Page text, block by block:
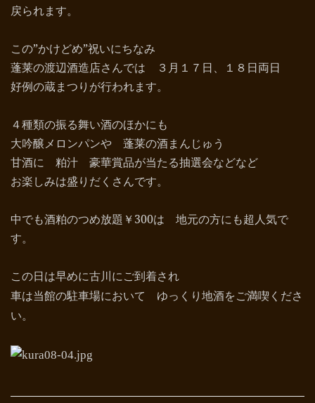
戻られます。
この”かけどめ”祝いにちなみ
蓬莱の渡辺酒造店さんでは ３月１７日、１８日両日
好例の蔵まつりが行われます。
４種類の振る舞い酒のほかにも
大吟醸メロンパンや 蓬莱の酒まんじゅう
甘酒に 粕汁 豪華賞品が当たる抽選会などなど
お楽しみは盛りだくさんです。
中でも酒粕のつめ放題￥300は 地元の方にも超人気で
す。
この日は早めに古川にご到着され
車は当館の駐車場において ゆっくり地酒をご満喫くださ
い。